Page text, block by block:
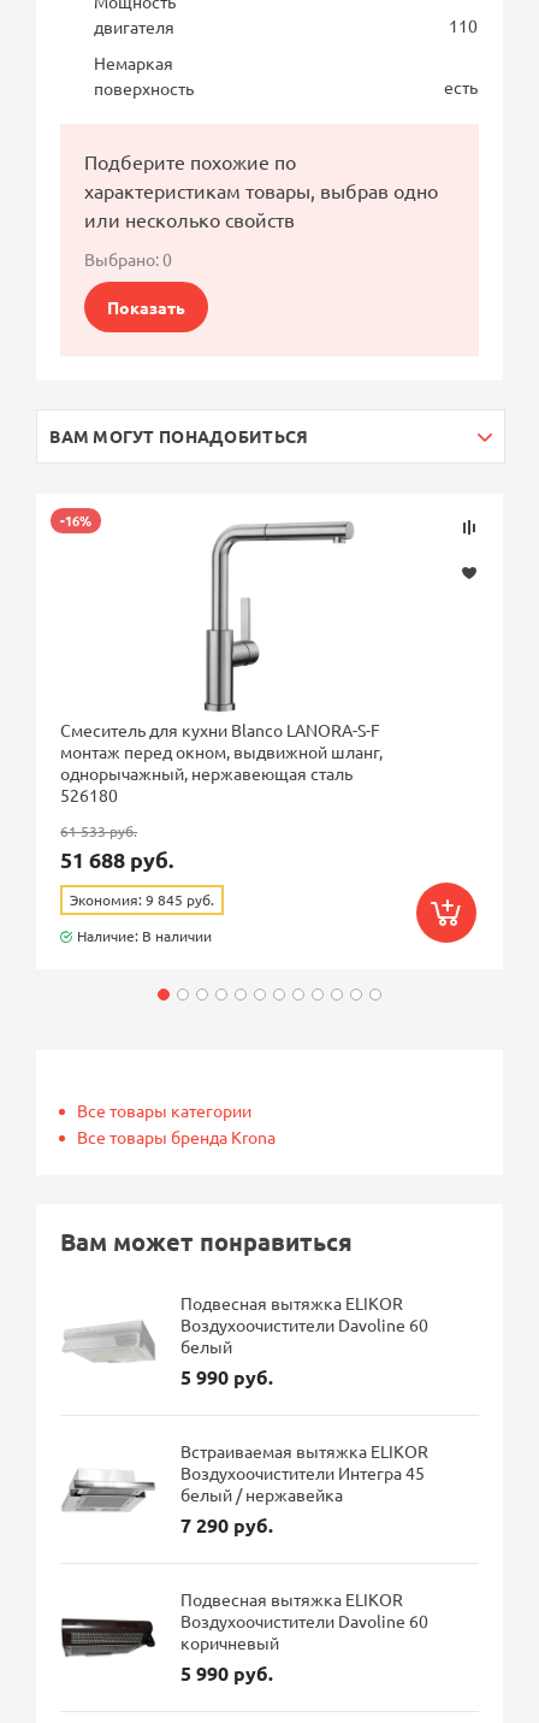
двигателя
110
Немаркая
поверхность
есть
Подберите похожие по
характеристикам товары, выбрав одно
или несколько свойств
Выбрано:0
Показать
ВАМ МОГУТ ПОНАДОБИТЬСЯ
-16%
Смеситель для кухни Blanco LANORA-S-F
монтаж перед окном, выдвижной шланг,
однорычажный, нержавеющая сталь
526180
61 533 руб.
51 688 руб.
Экономия: 9 845 руб.
Наличие: В наличии
Все товары категории
Все товары бренда Krona
Вам может понравиться
Подвесная вытяжка ELIKOR
Воздухоочистители Davoline 60
белый
5 990 руб.
Встраиваемая вытяжка ELIKOR
Воздухоочистители Интегра 45
белый / нержавейка
7 290 руб.
Подвесная вытяжка ELIKOR
Воздухоочистители Davoline 60
коричневый
5 990 руб.